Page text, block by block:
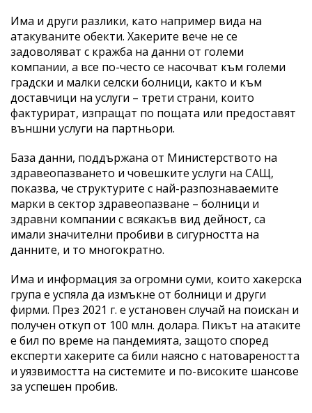
Има и други разлики, като например вида на
атакуваните обекти. Хакерите вече не се
задоволяват с кражба на данни от големи
компании, а все по-често се насочват към големи
градски и малки селски болници, както и към
доставчици на услуги – трети страни, които
фактурират, изпращат по пощата или предоставят
външни услуги на партньори.
База данни, поддържана от Министерството на
здравеопазването и човешките услуги на САЩ,
показва, че структурите с най-разпознаваемите
марки в сектор здравеопазване – болници и
здравни компании с всякакъв вид дейност, са
имали значителни пробиви в сигурността на
данните, и то многократно.
Има и информация за огромни суми, които хакерска
група е успяла да измъкне от болници и други
фирми. През 2021 г. е установен случай на поискан и
получен откуп от 100 млн. долара. Пикът на атаките
е бил по време на пандемията, защото според
експерти хакерите са били наясно с натовареността
и уязвимостта на системите и по-високите шансове
за успешен пробив.